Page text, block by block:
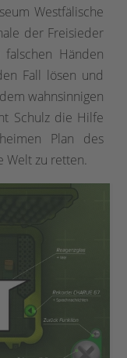
Westfälische
der Freisieder
Händen
Fall lösen und
wahnsinnigen
Schulz die Hilfe
Plan des
Welt zu retten.